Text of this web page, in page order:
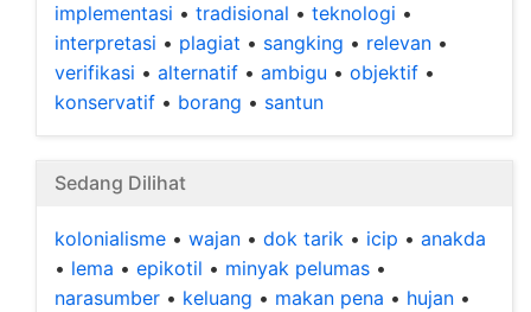
implementasi • tradisional • teknologi •
interpretasi • plagiat • sangking • relevan •
verifikasi • alternatif • ambigu • objektif •
konservatif • borang • santun
Sedang Dilihat
kolonialisme • wajan • dok tarik • icip • anakda
• lema • epikotil • minyak pelumas •
narasumber • keluang • makan pena • hujan •